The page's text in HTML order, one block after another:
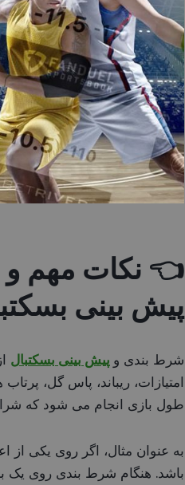
👈 نکات مهم
پیش بینی
شرط بندی و پیش بینی بسکتبال
طول بازی انجام می شود که
باشد. هنگام شرط بندی روی یک